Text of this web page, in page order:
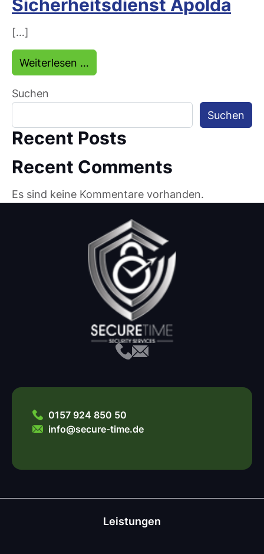
[…]
Weiterlesen …
Suchen
Suchen
Recent Posts
Recent Comments
Es sind keine Kommentare vorhanden.
0157 924 850 50
info@secure-time.de
Leistungen